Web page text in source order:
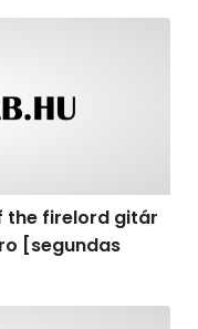
the firelord gitár
[segundas